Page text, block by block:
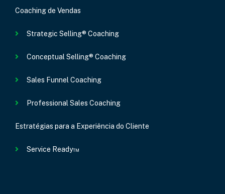
Coaching de Vendas
Strategic Selling® Coaching
Conceptual Selling® Coaching
Sales Funnel Coaching
Professional Sales Coaching
Estratégias para a Experiência do Cliente
Service Ready™